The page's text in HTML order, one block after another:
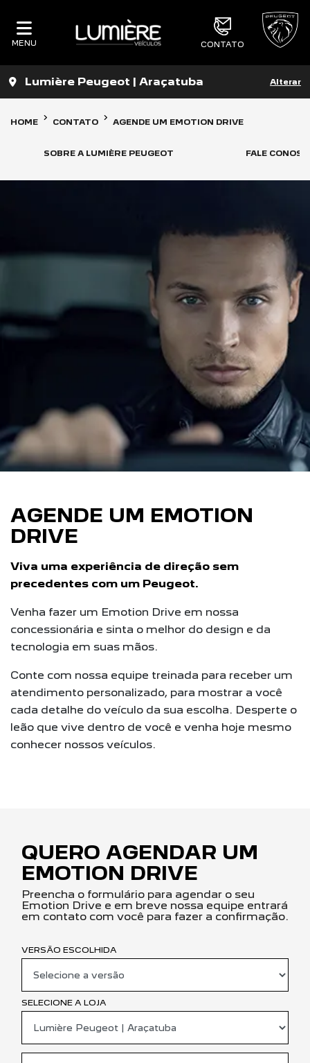
MENU CONTATO
Lumière Peugeot | Araçatuba Alterar
HOME CONTATO AGENDE UM EMOTION DRIVE
SOBRE A LUMIÈRE PEUGEOT FALE
AGENDE UM EMOTION
DRIVE
Viva uma experiência de direção sem
precedentes com um Peugeot.
Venha fazer um Emotion Drive em nossa
concessionária e sinta o melhor do design e da
tecnologia em suas mãos.
Conte com nossa equipe treinada para receber um
atendimento personalizado, para mostrar a você
cada detalhe do veículo da sua escolha. Desperte o
leão que vive dentro de você e venha hoje mesmo
conhecer nossos veículos.
QUERO AGENDAR UM
EMOTION DRIVE
Preencha o formulário para agendar o seu
Emotion Drive e em breve nossa equipe entrará
em contato com você para fazer a confirmação.
VERSÃO ESCOLHIDA
SELECIONE A LOJA